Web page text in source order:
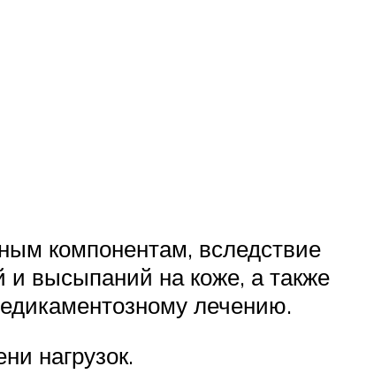
компонентам, вследствие
и высыпаний на коже, а также
лечению.
нагрузок.